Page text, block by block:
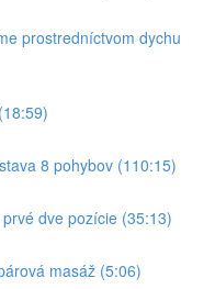
prostredníctvom dychu
8 pohybov (110:15)
dve pozície (35:13)
masáž (5:06)